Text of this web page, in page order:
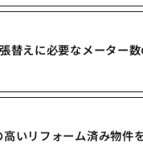
替えに必要なメーター
いリフォーム済み物件